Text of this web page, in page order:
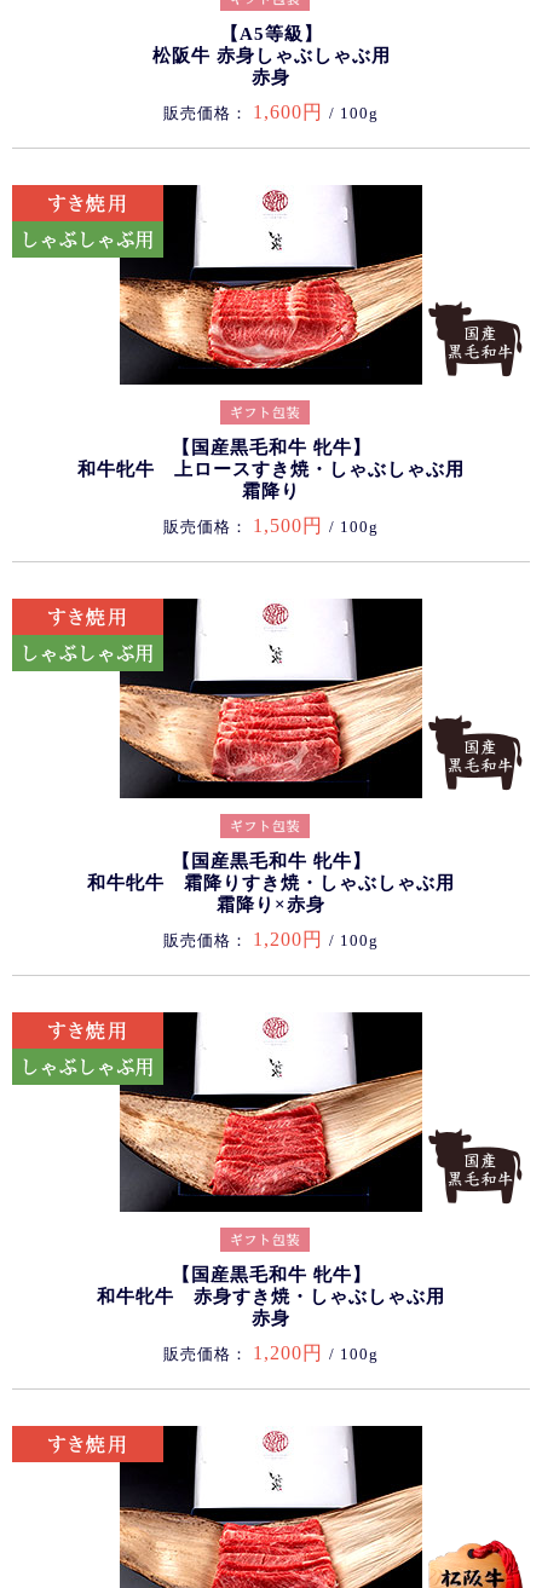
【A5等級】
松阪牛 赤身しゃぶしゃぶ用
赤身
販売価格： 1,600円 / 100g
【国産黒毛和牛 牝牛】
和牛牝牛 上ロースすき焼・しゃぶしゃぶ用
霜降り
販売価格： 1,500円 / 100g
【国産黒毛和牛 牝牛】
和牛牝牛 霜降りすき焼・しゃぶしゃぶ用
霜降り×赤身
販売価格： 1,200円 / 100g
【国産黒毛和牛 牝牛】
和牛牝牛 赤身すき焼・しゃぶしゃぶ用
赤身
販売価格： 1,200円 / 100g